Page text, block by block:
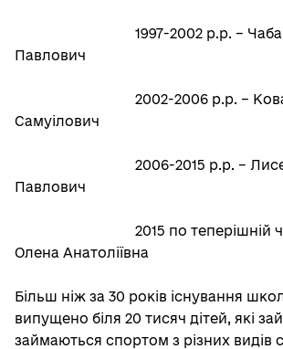
1997-2002 р.р. –
Павлович
2002-2006 р.р. –
Самуілович
2006-2015 р.р. –
Павлович
2015 по теперішній час
Олена Анатоліївна
Більш ніж за 30 років існування
випущено біля 20 тисяч дітей, які
займаються спортом з різних видів